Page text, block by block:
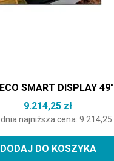
SMART DISPLAY 49″
9.214,25 zł
najniższa cena: 9.214,25
DODAJ DO KOSZYKA